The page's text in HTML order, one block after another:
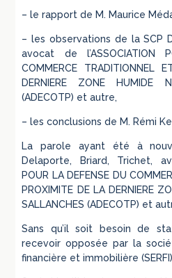
– le rapport de M. Maurice
– les observations de la SCP
avocat de l’ASSOCIATION
COMMERCE TRADITIONNEL
DERNIERE ZONE HUMIDE
(ADECOTP) et autre,
– les conclusions de M. Rémi
La parole ayant été à
Delaporte, Briard, Trichet,
POUR LA DEFENSE DU
PROXIMITE DE LA DERNIERE
SALLANCHES (ADECOTP) et
Sans qu’il soit besoin de
recevoir opposée par la
financière et immobilière